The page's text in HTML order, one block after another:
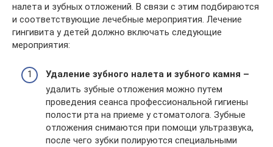
налета и зубных отложений. В связи с этим подбираются
и соответствующие лечебные мероприятия. Лечение
гингивита у детей должно включать следующие
мероприятия:
Удаление зубного налета и зубного камня –
удалить зубные отложения можно путем
проведения сеанса профессиональной гигиены
полости рта на приеме у стоматолога. Зубные
отложения снимаются при помощи ультразвука,
после чего зубки полируются специальными